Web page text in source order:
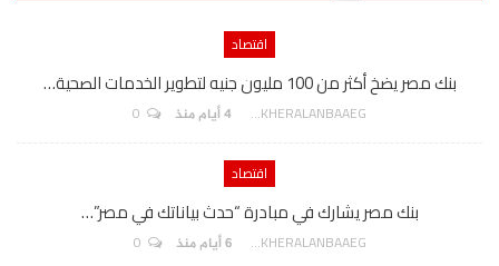
اقتصاد
بنك مصر يضخ أكثر من 100 مليون جنيه لتطوير الخدمات الصحية…
AKHERALANBAAEG 4 أيام منذ
اقتصاد
بنك مصر يشارك في مبادرة “حدث بياناتك في مصر”…
AKHERALANBAAEG 6 أيام منذ